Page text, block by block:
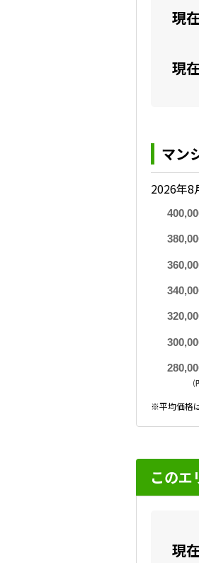
現在
現在
マン
2026年8
(
※平均価格
このエ
現在